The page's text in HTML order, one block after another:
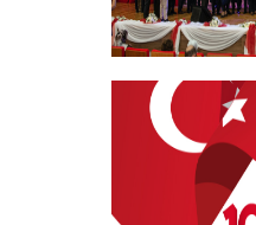
EKEV “Akademik
Ödülleri” Töreni